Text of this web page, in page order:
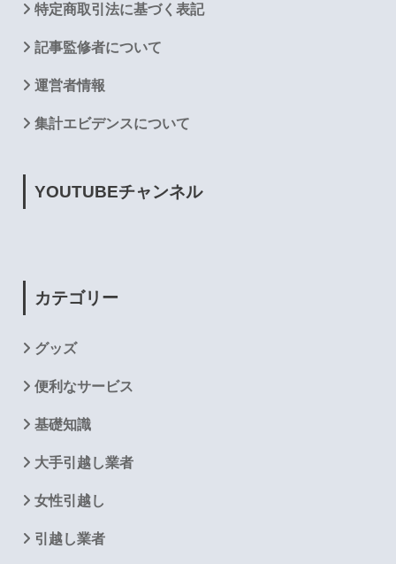
特定商取引法に基づく表記
記事監修者について
運営者情報
集計エビデンスについて
YOUTUBEチャンネル
カテゴリー
グッズ
便利なサービス
基礎知識
大手引越し業者
女性引越し
引越し業者